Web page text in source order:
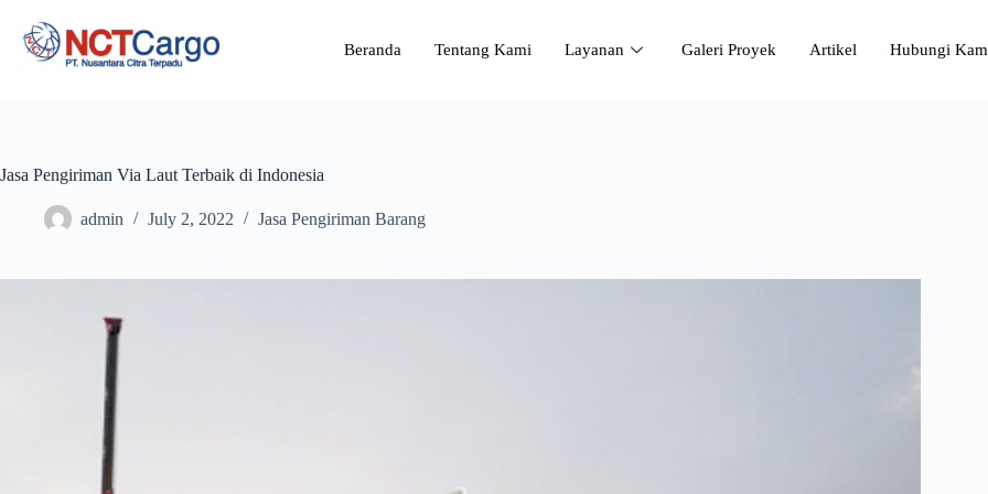
Beranda Tentang Kami Layanan Galeri Proyek Artikel Hubungi
Jasa Pengiriman Via Laut Terbaik di Indonesia
admin July 2, 2022 Jasa Pengiriman Barang